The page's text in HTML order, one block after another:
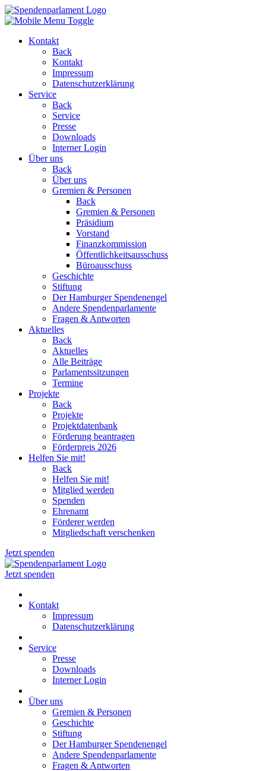
Kontakt
Back
Kontakt
Impressum
Datenschutzerklärung
Service
Back
Service
Presse
Downloads
Interner Login
Über uns
Back
Über uns
Gremien & Personen
Back
Gremien & Personen
Präsidium
Vorstand
Finanzkommission
Öffentlichkeitsausschuss
Büroausschuss
Geschichte
Stiftung
Der Hamburger Spendenengel
Andere Spendenparlamente
Fragen & Antworten
Aktuelles
Back
Aktuelles
Alle Beiträge
Parlamentssitzungen
Termine
Projekte
Back
Projekte
Projektdatenbank
Förderung beantragen
Förderpreis 2026
Helfen Sie mit!
Back
Helfen Sie mit!
Mitglied werden
Spenden
Ehrenamt
Förderer werden
Mitgliedschaft verschenken
Jetzt spenden
Jetzt spenden
Kontakt
Impressum
Datenschutzerklärung
Service
Presse
Downloads
Interner Login
Über uns
Gremien & Personen
Geschichte
Stiftung
Der Hamburger Spendenengel
Andere Spendenparlamente
Fragen & Antworten